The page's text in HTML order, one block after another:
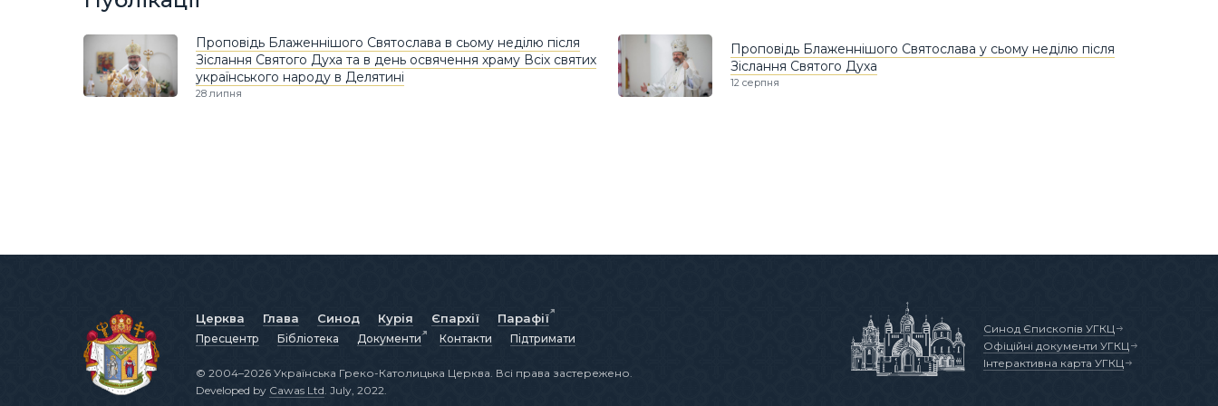
Проповідь Блаженнішого Святослава в сьому неділю після
Зіслання Святого Духа та в день освячення храму Всіх святих
українського народу в Делятині
28 липня
Проповідь Блаженнішого Святослава у сьому неділю після
Зіслання Святого Духа
12 серпня
Церква Глава Синод Курія Єпархії Парафії
Пресцентр Бібліотека Документи Контакти Підтримати
Синод Єпископів УГКЦ
Офіційні документи УГКЦ
Інтерактивна карта УГКЦ
© 2004–2026 Українська Греко-Католицька Церква. Всі права застережено.
Developed by Cawas Ltd. July, 2022.